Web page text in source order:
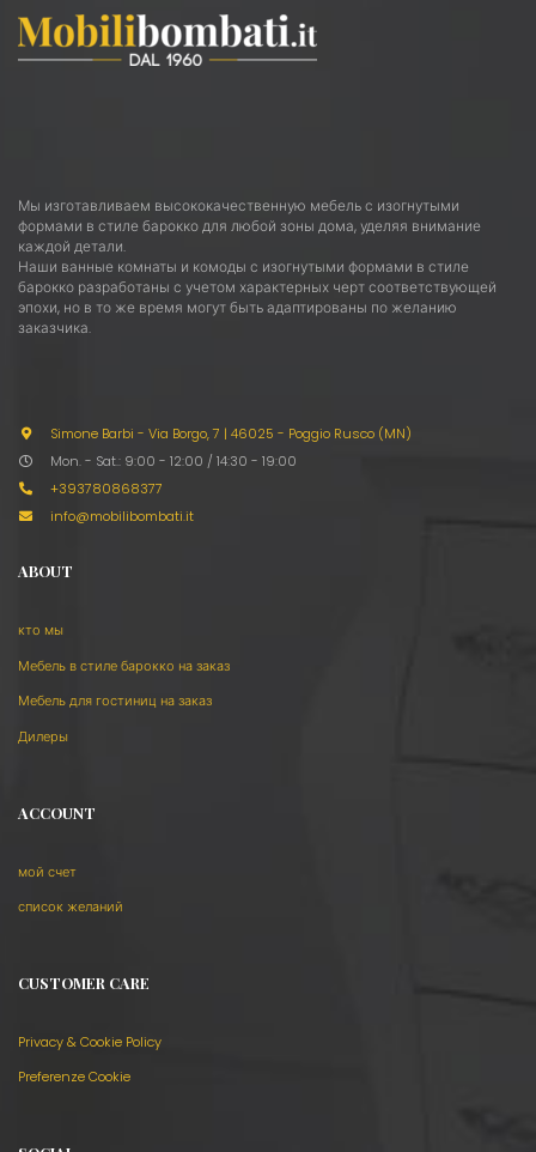
Мы изготавливаем высококачественную мебель с изогнутыми
формами в стиле барокко для любой зоны дома, уделяя внимание
каждой детали.
Наши ванные комнаты и комоды с изогнутыми формами в стиле
барокко разработаны с учетом характерных черт соответствующей
эпохи, но в то же время могут быть адаптированы по желанию
заказчика.
Simone Barbi - Via Borgo, 7 |46025 - Poggio Rusco (MN)
Mon. - Sat.: 9:00 - 12:00 / 14:30 - 19:00
+393780868377
info@mobilibombati.it
ABOUT
кто мы
Мебель в стиле барокко на заказ
Мебель для гостиниц на заказ
Дилеры
ACCOUNT
мой счет
список желаний
CUSTOMER CARE
Privacy & Cookie Policy
Preferenze Cookie